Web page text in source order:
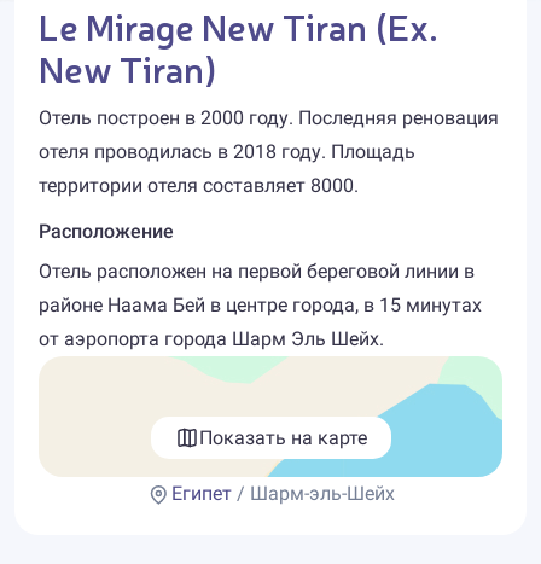
Le Mirage New Tiran (Ex.
New Tiran)
Отель построен в 2000 году. Последняя реновация
отеля проводилась в 2018 году. Площадь
территории отеля составляет 8000.
Расположение
Отель расположен на первой береговой линии в
районе Наама Бей в центре города, в 15 минутах
от аэропорта города Шарм Эль Шейх.
Показать на карте
Египет / Шарм-эль-Шейх